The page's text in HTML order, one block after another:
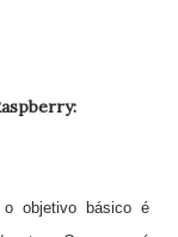
objetivo básico é